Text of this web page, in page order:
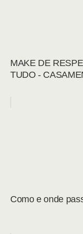
MAKE DE
TUDO -
Como e onde